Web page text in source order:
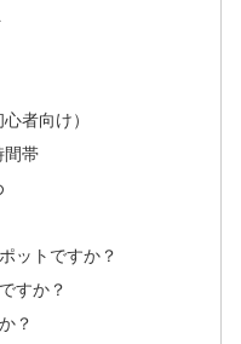
者向け）
間帯
ットですか？
すか？
？